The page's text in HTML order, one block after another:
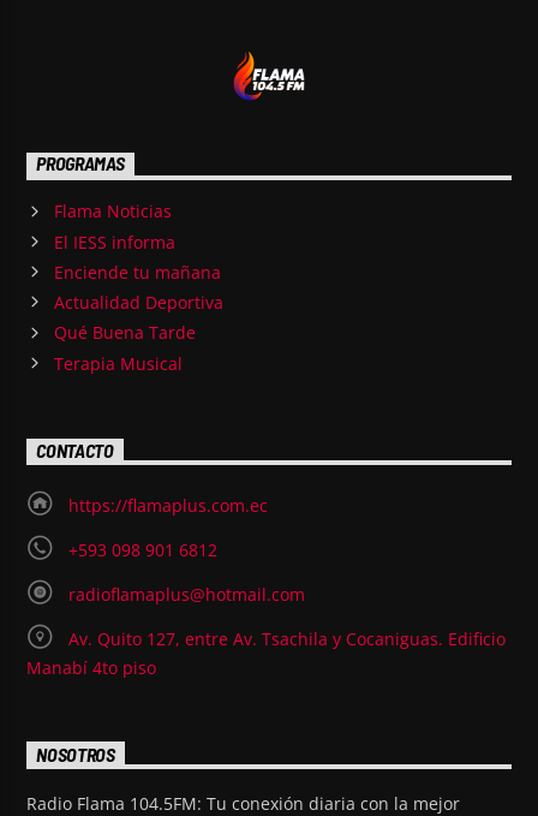
PROGRAMAS
Flama Noticias
El IESS informa
Enciende tu mañana
Actualidad Deportiva
Qué Buena Tarde
Terapia Musical
CONTACTO
https://flamaplus.com.ec
+593 098 901 6812
radioflamaplus@hotmail.com
Av. Quito 127, entre Av. Tsachila y Cocaniguas. Edificio
Manabí 4to piso
NOSOTROS
Radio Flama 104.5FM: Tu conexión diaria con la mejor